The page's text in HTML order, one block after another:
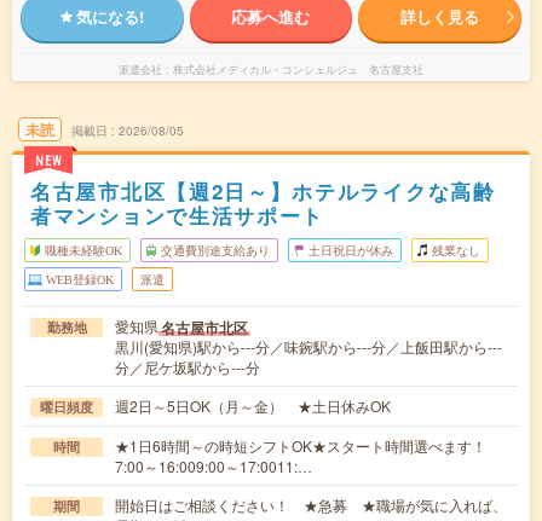
気になる! 応募へ進む 詳しく見る
派遣会社 株式会社メディカル・コンシェルジュ 名古屋支社
未読
NEW
掲載日 2026/08/05
名古屋市北区【週2日～】ホテルライクな高齢
者マンションで生活サポート
職種未経験OK 交通費別途支給あり 土日祝日が休み 残業なし
WEB登録OK 派遣
勤務地 愛知県名古屋市北区
黒川(愛知県)駅から---分／味鋺駅から---分／上飯田駅から---
分／尼ケ坂駅から---分
曜日頻度 週2日～5日OK（月～金） ★土日休みOK
時間
★1日6時間～の時短シフトOK★スタート時間選べます！
7:00～16:009:00～17:0011:…
期間
開始日はご相談ください！ ★急募 ★職場が気に入れば、